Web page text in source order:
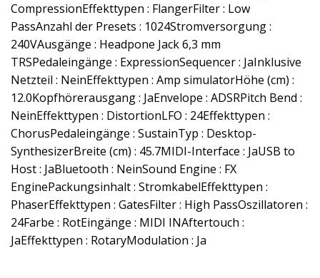
CompressionEffekttypen : FlangerFilter : Low
PassAnzahl der Presets : 1024Stromversorgung :
240VAusgänge : Headpone Jack 6,3 mm
TRSPedaleingänge : ExpressionSequencer : JaInklusive
Netzteil : NeinEffekttypen : Amp simulatorHöhe (cm) :
12.0Kopfhörerausgang : JaEnvelope : ADSRPitch Bend :
NeinEffekttypen : DistortionLFO : 24Effekttypen :
ChorusPedaleingänge : SustainTyp : Desktop-
SynthesizerBreite (cm) : 45.7MIDI-Interface : JaUSB to
Host : JaBluetooth : NeinSound Engine : FX
EnginePackungsinhalt : StromkabelEffekttypen :
PhaserEffekttypen : GatesFilter : High PassOszillatoren :
24Farbe : RotEingänge : MIDI INAftertouch :
JaEffekttypen : RotaryModulation : Ja